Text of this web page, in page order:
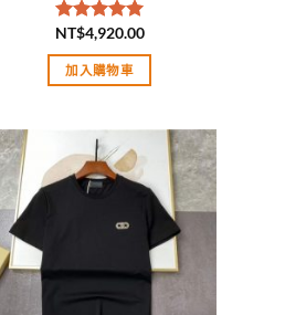
評分5.00
滿分 5
NT$4,920.00
加入購物車
Add to
wishlist